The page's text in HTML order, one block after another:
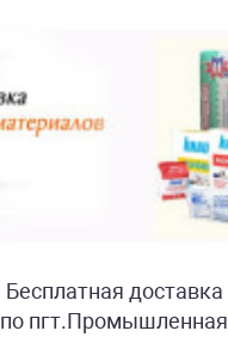
Бесплатная доставка
по пгт.Промышленная